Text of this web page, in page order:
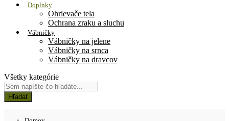
Doplnky
Ohrievače tela
Ochrana zraku a sluchu
Vábničky
Vábničky na jelene
Vábničky na srnca
Vábničky na dravcov
Všetky kategórie
Hľadať